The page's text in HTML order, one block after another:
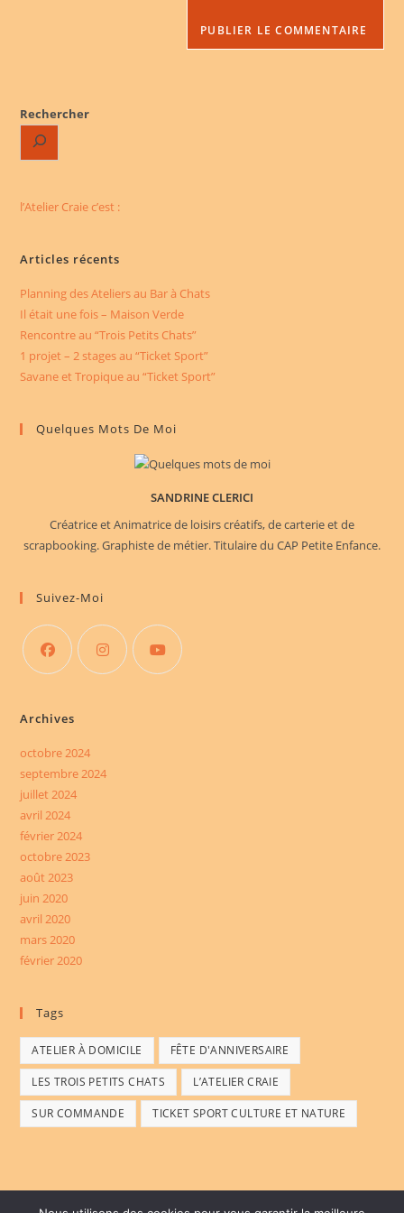
Rechercher
l’Atelier Craie c’est :
Articles récents
Planning des Ateliers au Bar à Chats
Il était une fois – Maison Verde
Rencontre au “Trois Petits Chats”
1 projet – 2 stages au “Ticket Sport”
Savane et Tropique au “Ticket Sport”
Quelques Mots De Moi
SANDRINE CLERICI
Créatrice et Animatrice de loisirs créatifs, de carterie et de
scrapbooking. Graphiste de métier. Titulaire du CAP Petite Enfance.
Suivez-Moi
nouvel
onglet
nouvel
onglet
Archives
octobre 2024
septembre 2024
juillet 2024
avril 2024
février 2024
octobre 2023
août 2023
juin 2020
avril 2020
mars 2020
février 2020
Tags
ATELIER À DOMICILE FÊTE D'ANNIVERSAIRE
LES TROIS PETITS CHATS L’ATELIER CRAIE
SUR COMMANDE TICKET SPORT CULTURE ET NATURE